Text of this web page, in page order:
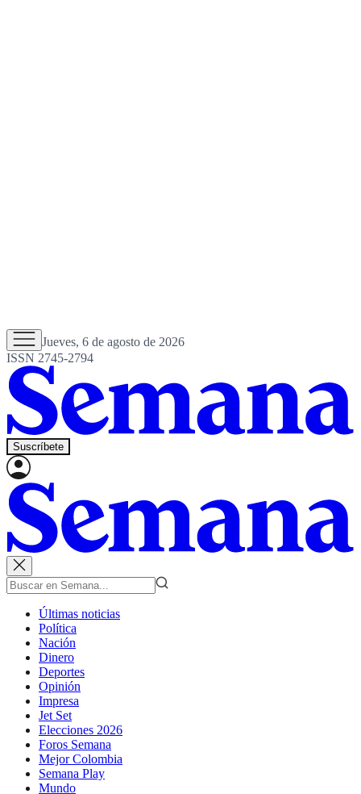
Jueves, 6 de agosto de 2026
ISSN 2745-2794
Suscríbete
Últimas noticias
Política
Nación
Dinero
Deportes
Opinión
Impresa
Jet Set
Elecciones 2026
Foros Semana
Mejor Colombia
Semana Play
Mundo